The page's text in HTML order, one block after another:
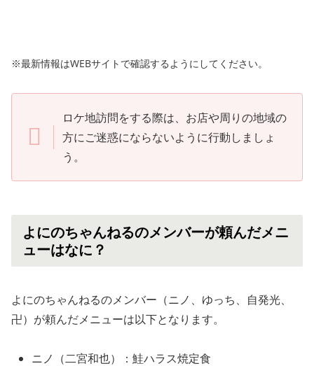
※最新情報はWEBサイトで確認するようにしてください。
ロケ地訪問をする際は、お店や周りの地域の
方にご迷惑にならないように行動しましょ
う。
よにのちゃんねるのメンバーが頼んだメニ
ューはなに？
よにのちゃんねるのメンバー（ニノ、ゆっち、自発光、
卍）が頼んだメニューは以下となります。
ニノ（二宮和也）：鮭ハラス焼定食